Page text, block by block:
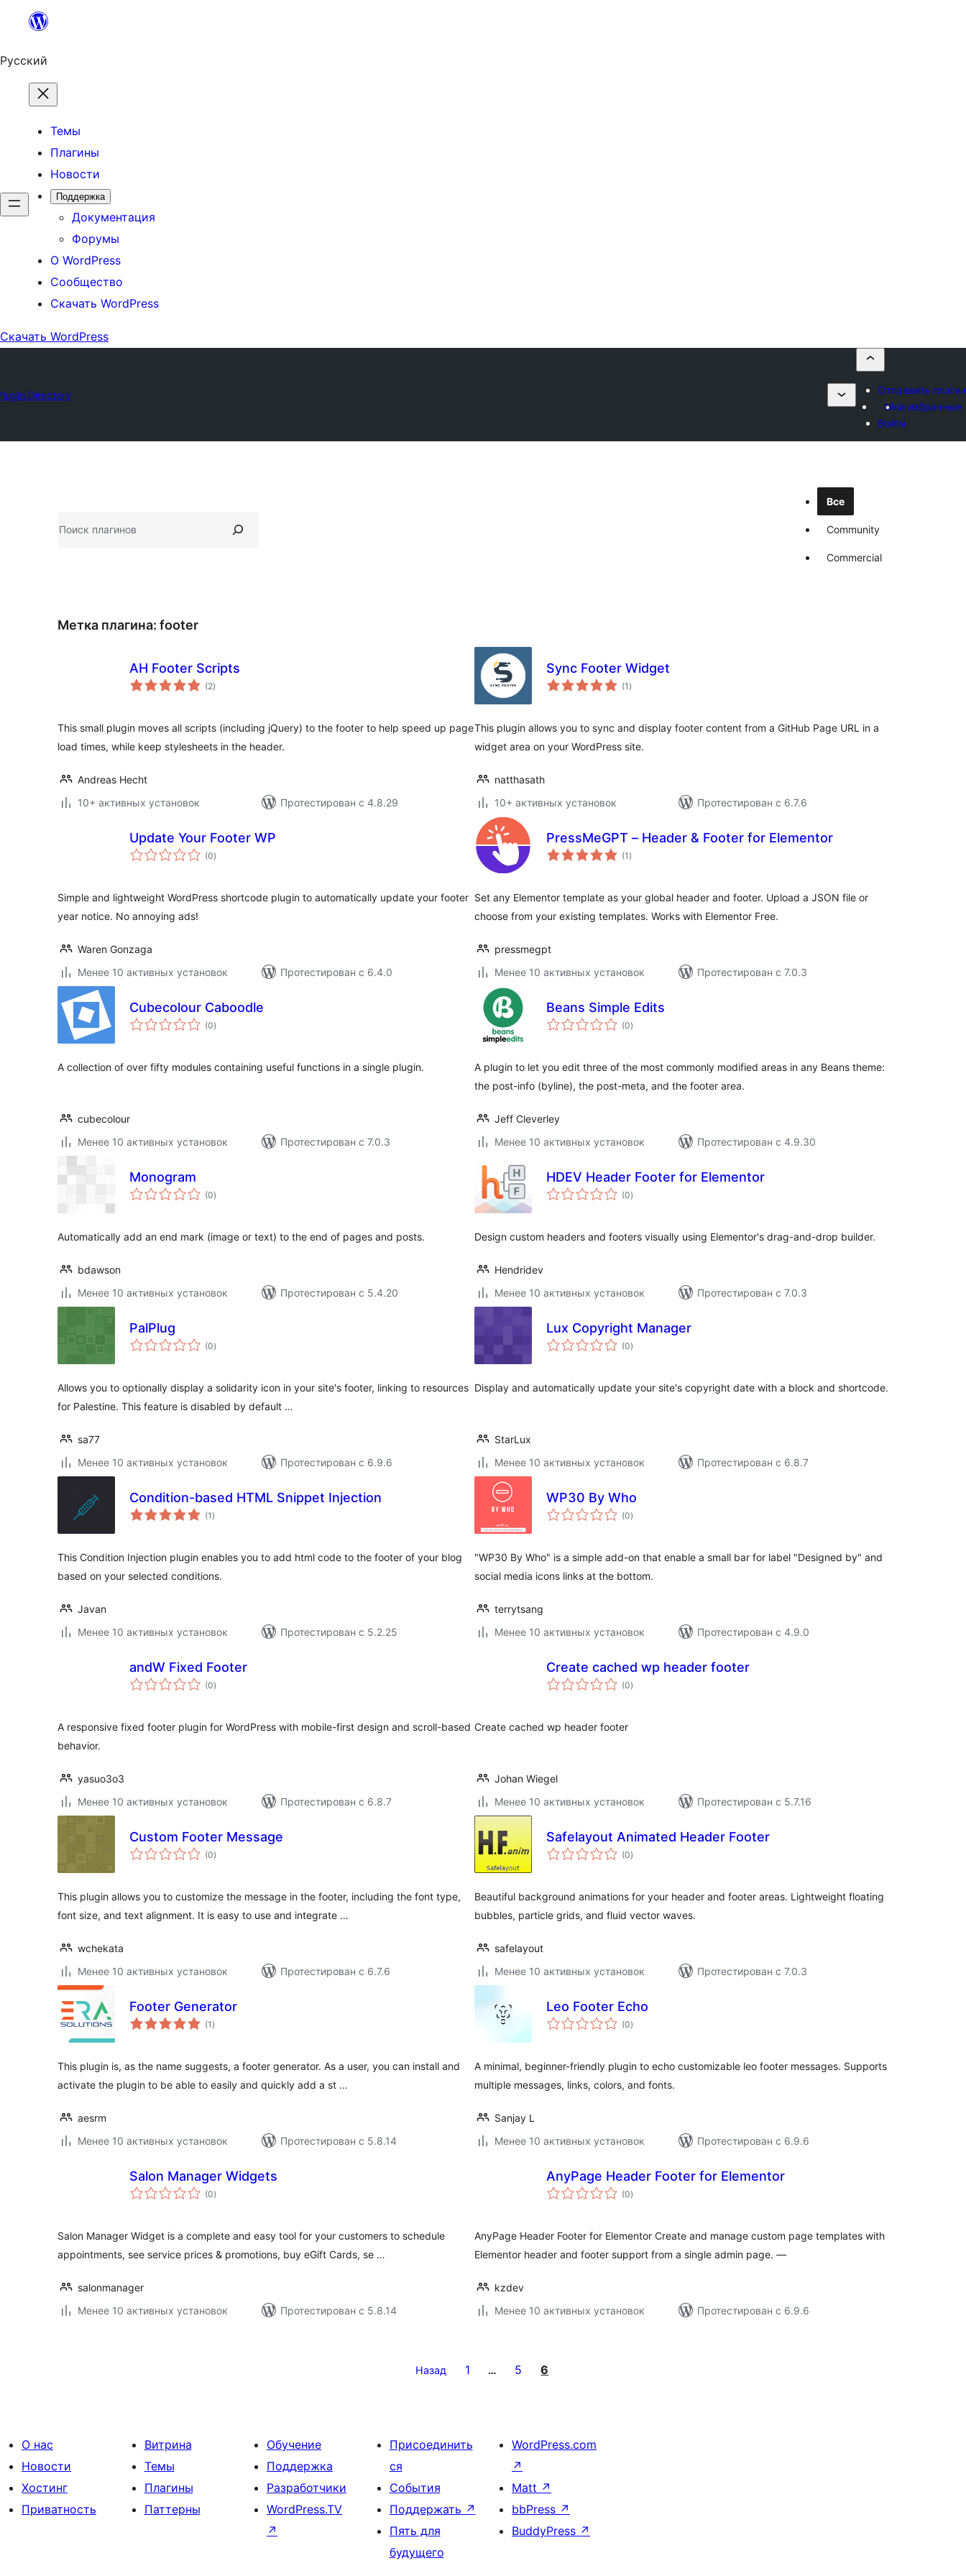
Перейти
содержимому
Русский
Темы
Плагины
Новости
Поддержка
Документация
Форумы
О WordPress
Сообщество
Скачать WordPress
Скачать WordPress
Directory
Отправить плагин
Мои избранные
Войти
Все
Community
Commercial
Метка плагина: footer
AH Footer Scripts
(2общий
рейтинг
)
This small plugin moves all scripts (including jQuery) to the footer to help speed up page
load times, while keep stylesheets in the header.
Andreas Hecht
10+ активных установок
Протестирован с 4.8.29
Sync Footer Widget
(1 общий
рейтинг
)
This plugin allows you to sync and display footer content from a GitHub Page URL in a
widget area on your WordPress site.
natthasath
10+ активных установок
Протестирован с 6.7.6
Update Your Footer WP
(0общий
рейтинг
)
Simple and lightweight WordPress shortcode plugin to automatically update your footer
year notice. No annoying ads!
Waren Gonzaga
Менее 10 активных установок
Протестирован с 6.4.0
PressMeGPT – Header & Footer for Elementor
(1 общий
рейтинг
)
Set any Elementor template as your global header and footer. Upload a JSON file or
choose from your existing templates. Works with Elementor Free.
pressmegpt
Менее 10 активных установок
Протестирован с 7.0.3
Cubecolour Caboodle
(0общий
рейтинг
)
A collection of over fifty modules containing useful functions in a single plugin.
cubecolour
Менее 10 активных установок
Протестирован с 7.0.3
Beans Simple Edits
(0общий
рейтинг
)
A plugin to let you edit three of the most commonly modified areas in any Beans theme:
the post-info (byline), the post-meta, and the footer area.
Jeff Cleverley
Менее 10 активных установок
Протестирован с 4.9.30
Monogram
(0общий
рейтинг
)
Automatically add an end mark (image or text) to the end of pages and posts.
bdawson
Менее 10 активных установок
Протестирован с 5.4.20
HDEV Header Footer for Elementor
(0общий
рейтинг
)
Design custom headers and footers visually using Elementor's drag-and-drop builder.
Hendridev
Менее 10 активных установок
Протестирован с 7.0.3
PalPlug
(0общий
рейтинг
)
Allows you to optionally display a solidarity icon in your site's footer, linking to resources
for Palestine. This feature is disabled by default …
sa77
Менее 10 активных установок
Протестирован с 6.9.6
Lux Copyright Manager
(0общий
рейтинг
)
Display and automatically update your site's copyright date with a block and shortcode.
StarLux
Менее 10 активных установок
Протестирован с 6.8.7
Condition-based HTML Snippet Injection
(1 общий
рейтинг
)
This Condition Injection plugin enables you to add html code to the footer of your blog
based on your selected conditions.
Javan
Менее 10 активных установок
Протестирован с 5.2.25
WP30 By Who
(0общий
рейтинг
)
"WP30 By Who" is a simple add-on that enable a small bar for label "Designed by" and
social media icons links at the bottom.
terrytsang
Менее 10 активных установок
Протестирован с 4.9.0
andW Fixed Footer
(0общий
рейтинг
)
A responsive fixed footer plugin for WordPress with mobile-first design and scroll-based
behavior.
yasuo3o3
Менее 10 активных установок
Протестирован с 6.8.7
Create cached wp header footer
(0общий
рейтинг
)
Create cached wp header footer
Johan Wiegel
Менее 10 активных установок
Протестирован с 5.7.16
Custom Footer Message
(0общий
рейтинг
)
This plugin allows you to customize the message in the footer, including the font type,
font size, and text alignment. It is easy to use and integrate …
wchekata
Менее 10 активных установок
Протестирован с 6.7.6
Safelayout Animated Header Footer
(0общий
рейтинг
)
Beautiful background animations for your header and footer areas. Lightweight floating
bubbles, particle grids, and fluid vector waves.
safelayout
Менее 10 активных установок
Протестирован с 7.0.3
Footer Generator
(1 общий
рейтинг
)
This plugin is, as the name suggests, a footer generator. As a user, you can install and
activate the plugin to be able to easily and quickly add a st …
aesrm
Менее 10 активных установок
Протестирован с 5.8.14
Leo Footer Echo
(0общий
рейтинг
)
A minimal, beginner-friendly plugin to echo customizable leo footer messages. Supports
multiple messages, links, colors, and fonts.
Sanjay L
Менее 10 активных установок
Протестирован с 6.9.6
Salon Manager Widgets
(0общий
рейтинг
)
Salon Manager Widget is a complete and easy tool for your customers to schedule
appointments, see service prices & promotions, buy eGift Cards, se …
salonmanager
Менее 10 активных установок
Протестирован с 5.8.14
AnyPage Header Footer for Elementor
(0общий
рейтинг
)
AnyPage Header Footer for Elementor Create and manage custom page templates with
Elementor header and footer support from a single admin page. —
kzdev
Менее 10 активных установок
Протестирован с 6.9.6
Назад 1 … 5 6
О нас
Новости
Хостинг
Приватность
Витрина
Темы
Плагины
Паттерны
Обучение
Поддержка
Разработчики
WordPress.TV
↗
Присоединить
ся
События
Поддержать ↗
Пять для
будущего
WordPress.com
↗
Matt ↗
bbPress ↗
BuddyPress ↗